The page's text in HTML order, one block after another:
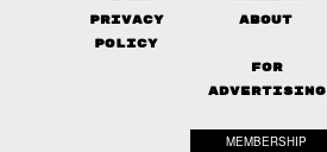
Privacy
Policy
About
FOR
ADVERTISING
MEMBERSHIP